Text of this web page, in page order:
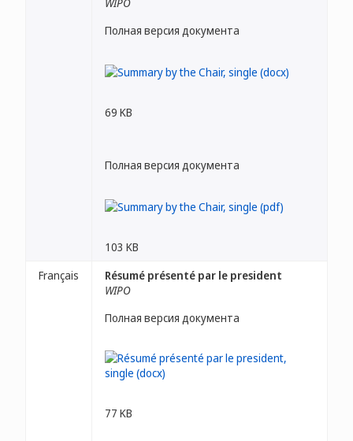
Полная версия документа
69 KB
Полная версия документа
103 KB
Français
Résumé présenté par le president
WIPO
Полная версия документа
77 KB